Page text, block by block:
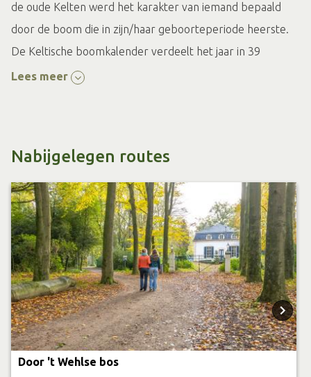
de oude Kelten werd het karakter van iemand bepaald
door de boom die in zijn/haar geboorteperiode heerste.
De Keltische boomkalender verdeelt het jaar in 39
perioden en elke periode heeft een eigen boom. De
lezen welke karaktereigenschappen u volgens de Kelten
heeft.
Lees meer
Nabijgelegen routes
Door 't Wehlse bos